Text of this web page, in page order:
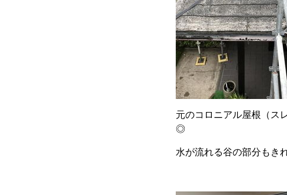
元のコロニアル屋根（ス
◎
水が流れる谷の部分もき